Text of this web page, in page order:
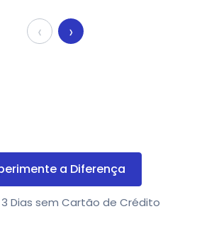
‹ ›
a Diferença
Dias sem Cartão de Crédito